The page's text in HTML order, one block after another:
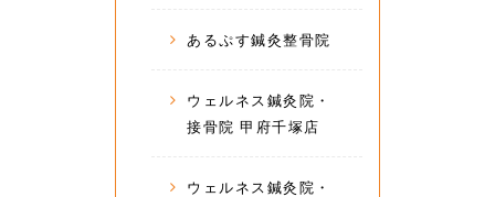
あるぷす鍼灸整骨院
ウェルネス鍼灸院・
接骨院 甲府千塚店
ウェルネス鍼灸院・